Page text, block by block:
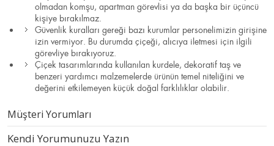
olmadan komşu, apartman görevlisi ya da başka bir üçüncü
kişiye bırakılmaz.
Güvenlik kuralları gereği bazı kurumlar personelimizin girişine
izin vermiyor. Bu durumda çiçeği, alıcıya iletmesi için ilgili
görevliye bırakıyoruz.
Çiçek tasarımlarında kullanılan kurdele, dekoratif taş ve
benzeri yardımcı malzemelerde ürünün temel niteliğini ve
değerini etkilemeyen küçük doğal farklılıklar olabilir.
Müşteri Yorumları
Kendi Yorumunuzu Yazın